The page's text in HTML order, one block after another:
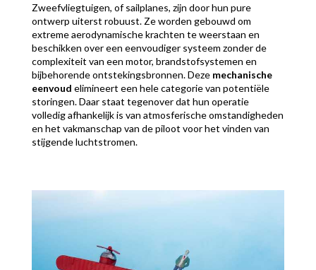
Zweefvliegtuigen, of sailplanes, zijn door hun pure
ontwerp uiterst robuust. Ze worden gebouwd om
extreme aerodynamische krachten te weerstaan en
beschikken over een eenvoudiger systeem zonder de
complexiteit van een motor, brandstofsystemen en
bijbehorende ontstekingsbronnen. Deze mechanische
eenvoud elimineert een hele categorie van potentiële
storingen. Daar staat tegenover dat hun operatie
volledig afhankelijk is van atmosferische omstandigheden
en het vakmanschap van de piloot voor het vinden van
stijgende luchtstromen.